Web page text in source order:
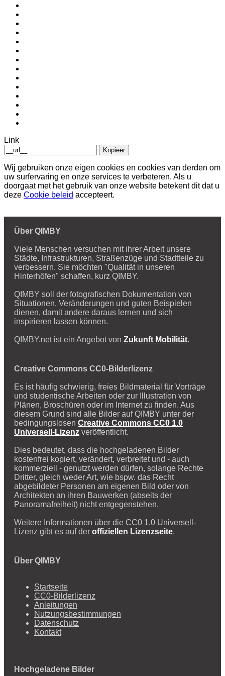
Link
Kopieër
Wij gebruiken onze eigen cookies en cookies van derden om
uw surfervaring en onze services te verbeteren. Als u
doorgaat met het gebruik van onze website betekent dit dat u
deze Cookie beleid accepteert.
Über QIMBY
Viele Menschen versuchen mit ihrer Arbeit unsere
Städte, Infrastrukturen, Straßenzüge und Stadtteile zu
verbessern. Sie möchten "Qualität in unseren
Hinterhöfen" schaffen, kurz QIMBY.
QIMBY soll der fotografischen Dokumentation von
Situationen, Veränderungen und guten Beispielen
dienen, damit andere daraus lernen und sich
inspirieren lassen können.
QIMBY.net ist ein Angebot von Zukunft Mobilität.
Creative Commons CC0-Bilderlizenz
Es ist häufig schwierig, freies Bildmaterial für Vorträge
und studentische Arbeiten oder zur Illustration von
Plänen, Broschüren oder im Internet zu finden. Aus
diesem Grund sind alle Bilder auf QIMBY unter der
bedingungslosen Creative Commons CC0 1.0
Universell-Lizenz veröffentlicht.
Dies bedeutet, dass die hochgeladenen Bilder
kostenfrei kopiert, verändert, verbreitet und - auch
kommerziell - genutzt werden dürfen, solange Rechte
Dritter, gleich weder Art, wie bspw. das Recht
abgebildeter Personen am eigenen Bild oder von
Architekten an ihren Bauwerken (abseits der
Panoramafreiheit) nicht entgegenstehen.
Weitere Informationen über die CC0 1.0 Universell-
Lizenz gibt es auf der offiziellen Lizenzseite.
Über QIMBY
Startseite
CC0-Bilderlizenz
Anleitungen
Nutzungsbestimmungen
Datenschutz
Kontakt
Hochgeladene Bilder